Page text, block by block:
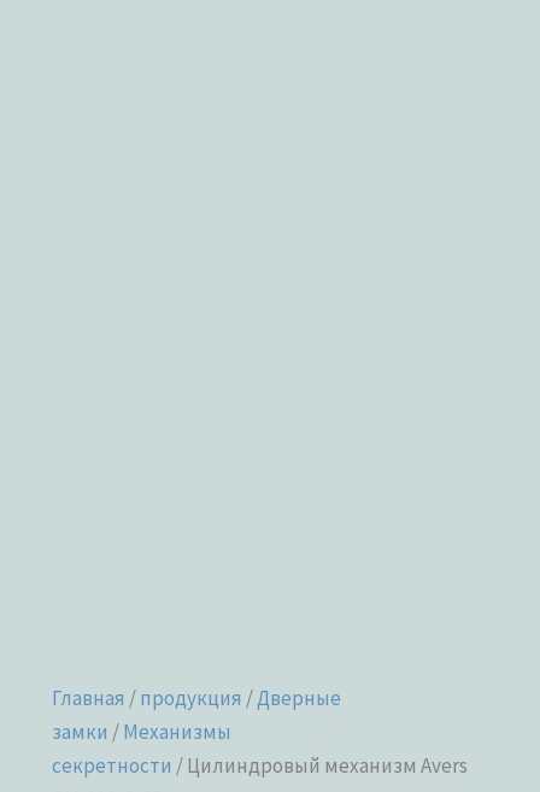
Главная /продукция /Дверные
замки /Механизмы
секретности / Цилиндровый механизм Avers